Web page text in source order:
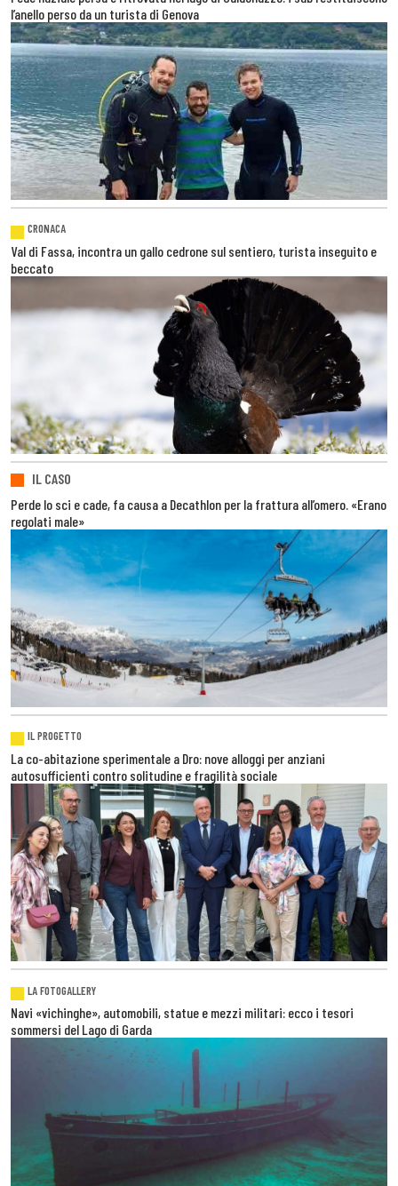
l’anello perso da un turista di Genova
CRONACA
Val di Fassa, incontra un gallo cedrone sul sentiero, turista inseguito e
beccato
IL CASO
Perde lo sci e cade, fa causa a Decathlon per la frattura all’omero. «Erano
regolati male»
IL PROGETTO
La co-abitazione sperimentale a Dro: nove alloggi per anziani
autosufficienti contro solitudine e fragilità sociale
LA FOTOGALLERY
Navi «vichinghe», automobili, statue e mezzi militari: ecco i tesori
sommersi del Lago di Garda